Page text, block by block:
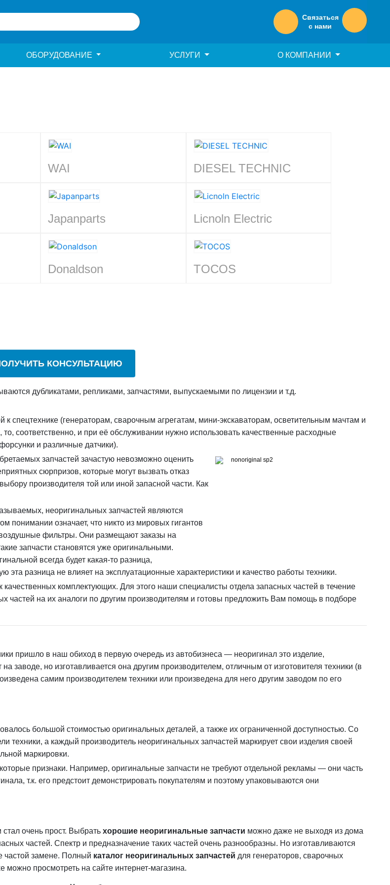
Связаться
с нами
ОБОРУДОВАНИЕ УСЛУГИ О КОМПАНИИ
WAI DIESEL TECHNIC
Japanparts Licnoln Electric
Donaldson TOCOS
КОНСУЛЬТАЦИЮ
дубликатами, репликами, запчастями, выпускаемыми по лицензии и т.д.
спецтехнике (генераторам, сварочным агрегатам, мини-экскаваторам, осветительным мачтам и
соответственно, и при её обслуживании нужно использовать качественные расходные
и различные датчики).
запчастей зачастую невозможно оценить
сюрпризов, которые могут вызвать отказ
производителя той или иной запасной части. Как
неоригинальных запчастей являются
понимании означает, что никто из мировых гигантов
фильтры. Они размещают заказы на
запчасти становятся уже оригинальными.
всегда будет какая-то разница,
эта разница не влияет на эксплуатационные характеристики и качество работы техники.
качественных комплектующих. Для этого наши специалисты отдела запасных частей в течение
частей на их аналоги по другим производителям и готовы предложить Вам помощь в подборе
пришло в наш обиход в первую очередь из автобизнеса — неоригинал это изделие,
заводе, но изготавливается она другим производителем, отличным от изготовителя техники (в
самим производителем техники или произведена для него другим заводом по его
большой стоимостью оригинальных деталей, а также их ограниченной доступностью. Со
техники, а каждый производитель неоригинальных запчастей маркирует свои изделия своей
маркировки.
признаки. Например, оригинальные запчасти не требуют отдельной рекламы — они часть
т.к. его предстоит демонстрировать покупателям и поэтому упаковываются они
очень прост. Выбрать хорошие неоригинальные запчасти можно даже не выходя из дома
частей. Спектр и предназначение таких частей очень разнообразны. Но изготавливаются
частой замене. Полный каталог неоригинальных запчастей для генераторов, сварочных
можно просмотреть на сайте интернет-магазина.